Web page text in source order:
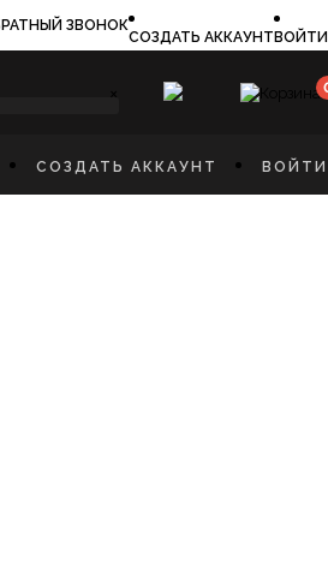
ЗВОНОК
СОЗДАТЬ АККАУНТВОЙТИ
×
СОЗДАТЬ АККАУНТ ВОЙТИ